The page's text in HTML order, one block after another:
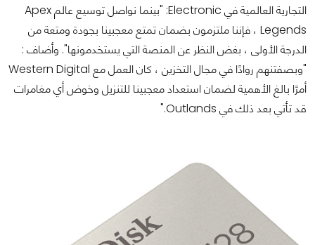
التجارية العالمية في Electronic: "بينما نواصل توسيع عالم Apex
Legends ، فإننا ملتزمون بضمان تمتع معجبينا بجودة ومتعة من
الدرجة الأولى ، بغض النظر عن المنصة التي يستخدمونها". وأضاف :
"وبصفتنهم روادًا في مجال التخزين ، كان العمل مع Western Digital
أمرًا بالغ الأهمية لضمان استعداد معجبينا للتنزيل وخوض أي مغامرات
قد تأتي بعد ذلك في Outlands."